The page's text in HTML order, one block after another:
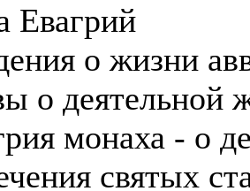
Евагрий
о жизни
о деятельной
монаха - о
святых